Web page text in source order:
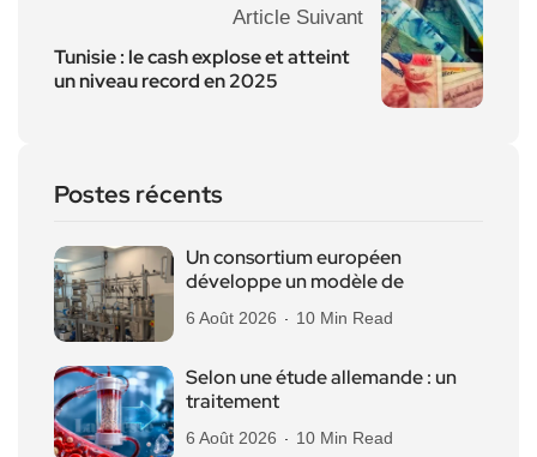
Article Suivant
Tunisie : le cash explose et atteint
un niveau record en 2025
Postes récents
Un consortium européen
développe un modèle de
6 Août 2026 10 Min Read
Selon une étude allemande : un
traitement
6 Août 2026 10 Min Read